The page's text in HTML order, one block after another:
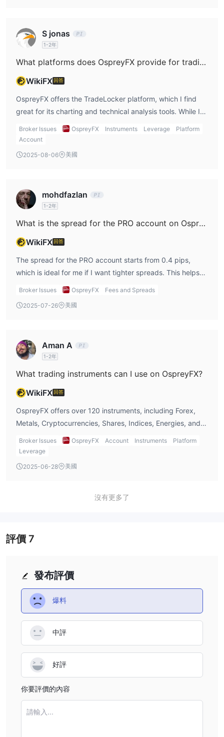
注意：使用付款方式提供商可能會收取相關費用。加密貨幣存款的
處理費用由各自的處理網絡收取。OspreyFX 不對任何從任何交易中
扣除的網絡費用負責。
S jonas
1-2年
What platforms does OspreyFX provide for trading?
WikiFX 回答
OspreyFX offers the TradeLocker platform, which I find
great for its charting and technical analysis tools. While I
like the platform, they don’t offer MT4 or MT5, which
might be a limitation for traders who are used to those
Broker Issues OspreyFX Instruments Leverage
Platform
Account
2025-08-06 美國
mohdfazlan
1-2年
What is the spread for the PRO account on OspreyFX?
WikiFX 回答
The spread for the PRO account starts from 0.4 pips,
which is ideal for me if I want tighter spreads. This helps
lower the overall cost of trading, especially if I plan to
spread starting at 0.8 pips, so the PRO account is a better
Broker Issues OspreyFX Fees and Spreads
2025-07-26 美國
Aman A
1-2年
What trading instruments can I use on OspreyFX?
WikiFX 回答
OspreyFX offers over 120 instruments, including Forex,
Metals, Cryptocurrencies, Shares, Indices, Energies, and
Futures. I have plenty of options to diversify my portfolio
and explore different markets. Unfortunately, commodities
Broker Issues OspreyFX Account Instruments
Platform
Leverage
2025-06-28 美國
沒有更多了
發布評價
爆料
中評
好評
你要評價的內容
請輸入...
評價 7